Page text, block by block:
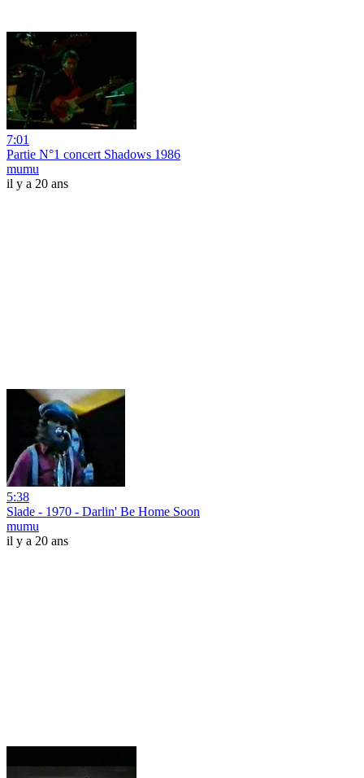
7:01
Partie N°1 concert Shadows 1986
mumu
il y a 20 ans
5:38
Slade - 1970 - Darlin' Be Home Soon
mumu
il y a 20 ans